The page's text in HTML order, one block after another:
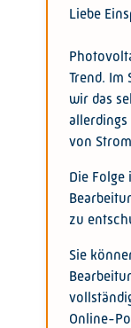
Liebe
Trend. Im
wir das
allerdings
von
Die
zu
Sie
Online-